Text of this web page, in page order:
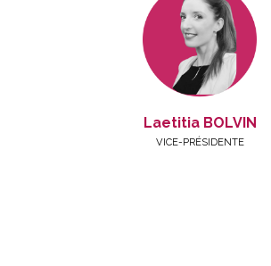
Laetitia BOLVIN
VICE-PRÉSIDENTE